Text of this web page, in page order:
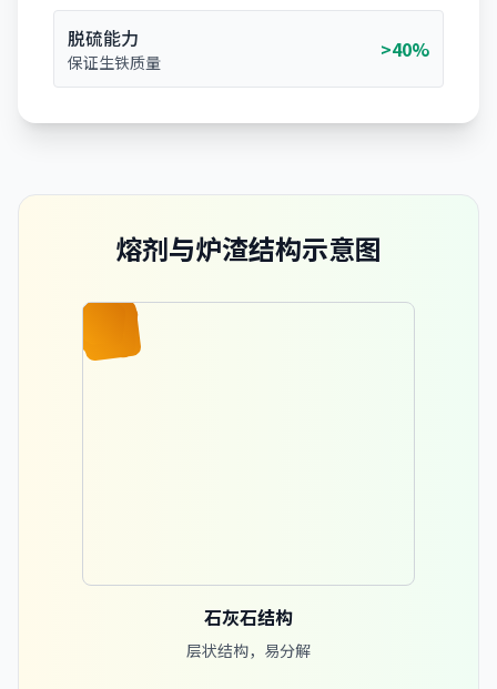
脱硫能力
保证生铁质量 >40%
熔剂与炉渣结构示意图
石灰石结构
层状结构，易分解